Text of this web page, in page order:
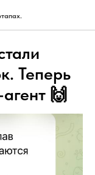
Теперь
🙌